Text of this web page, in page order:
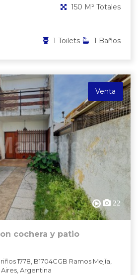
150 M² Totales
1 Baños
1 Toilets
Venta
22
cochera y patio
1778, B1704CGB Ramos Mejía,
Argentina